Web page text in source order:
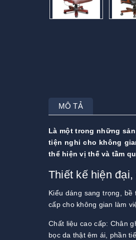
MÔ TẢ
Là một trong những
tiện nghi cho không
thể hiện vị thế và tầm
Thiết kế hiện đại,
Kiểu dáng sang trọng,
cấp cho không gian làm
Chất liệu cao cấp: Chân
bọc da thật êm ái, phần